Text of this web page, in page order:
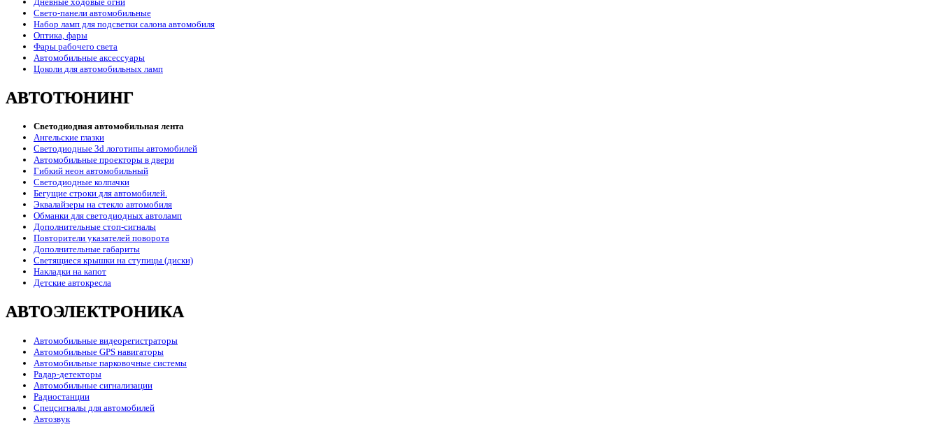
Свето-панели автомобильные
Набор ламп для подсветки салона автомобиля
Оптика, фары
Фары рабочего света
Автомобильные аксессуары
Цоколи для автомобильных ламп
АВТОТЮНИНГ
Светодиодная автомобильная лента
Ангельские глазки
Светодиодные 3d логотипы автомобилей
Автомобильные проекторы в двери
Гибкий неон автомобильный
Светодиодные колпачки
Бегущие строки для автомобилей.
Эквалайзеры на стекло автомобиля
Обманки для светодиодных автоламп
Дополнительные стоп-сигналы
Повторители указателей поворота
Дополнительные габариты
Светящиеся крышки на ступицы (диски)
Накладки на капот
Детские автокресла
АВТОЭЛЕКТРОНИКА
Автомобильные видеорегистраторы
Автомобильные GPS навигаторы
Автомобильные парковочные системы
Радар-детекторы
Автомобильные сигнализации
Радиостанции
Спецсигналы для автомобилей
Автозвук